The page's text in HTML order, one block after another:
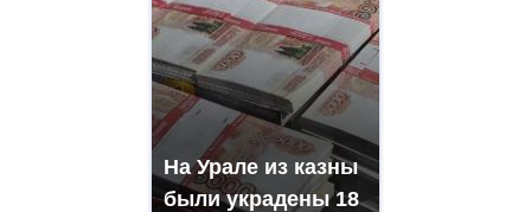
На Урале из казны
были украдены 18